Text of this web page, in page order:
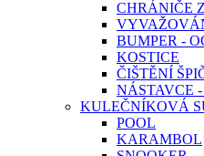
CHRÁNIČE
BUMPER -
KOSTICE
ČIŠTĚNÍ
NÁSTAVCE
KULEČNÍKOVÁ
POOL
KARAMBOL